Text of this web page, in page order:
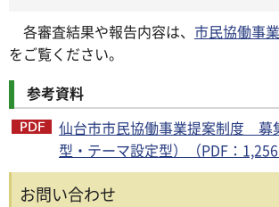
各審査結果や報告内容は、 市民協働事
をご覧ください。
参考資料
仙台市市民協働事業提案制度 募
型・テーマ設定型）（PDF：
お問い合わせ